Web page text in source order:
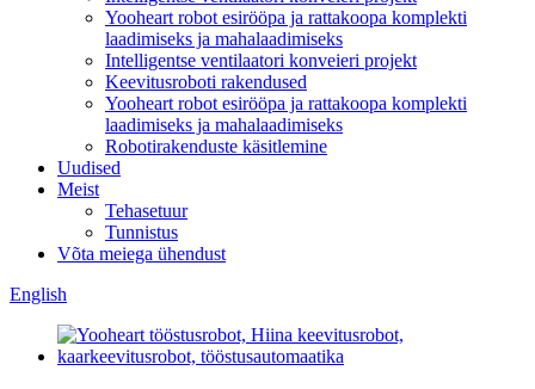
Yooheart robot esirööpa ja rattakoopa komplekti
laadimiseks ja mahalaadimiseks
Intelligentse ventilaatori konveieri projekt
Keevitusroboti rakendused
Yooheart robot esirööpa ja rattakoopa komplekti
laadimiseks ja mahalaadimiseks
Robotirakenduste käsitlemine
Uudised
Meist
Tehasetuur
Tunnistus
Võta meiega ühendust
English